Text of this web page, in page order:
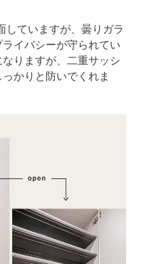
していますが、曇りガラ
イバシーが守られてい
りますが、二重サッシ
かりと防いでくれま